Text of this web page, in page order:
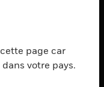
page car
votre pays.